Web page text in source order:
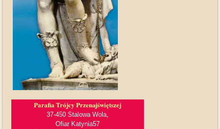
Parafia Trójcy Przenajświętszej
37-450 Stalowa Wola,
Ofiar Katynia57